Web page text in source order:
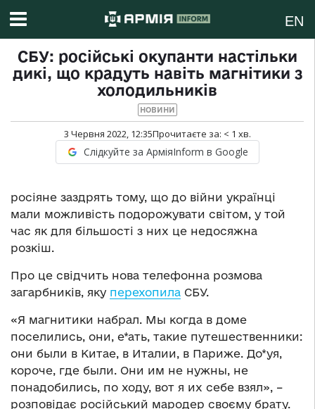
EN
СБУ: російські окупанти настільки
дикі, що крадуть навіть магнітики з
холодильників
НОВИНИ
3 Червня 2022, 12:35Прочитаєте за: < 1 хв.
Слідкуйте за АрміяInform в Google
росіяне заздрять тому, що до війни українці
мали можливість подорожувати світом, у той
час як для більшості з них це недосяжна
розкіш.
Про це свідчить нова телефонна розмова
загарбників, яку перехопила СБУ.
«Я магнитики набрал. Мы когда в доме
поселились, они, е*ать, такие путешественники:
они были в Китае, в Италии, в Париже. До*уя,
короче, где были. Они им не нужны, не
понадобились, по ходу, вот я их себе взял», –
розповідає російський мародер своєму брату.